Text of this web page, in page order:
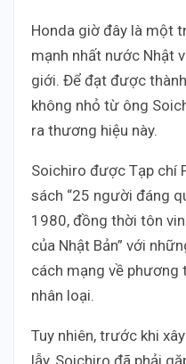
Honda giờ đây là một
mạnh nhất nước Nhật
giới. Để đạt được
không nhỏ từ ông
ra thương hiệu này.
Soichiro được Tạp chí
sách “25 người đáng
1980, đồng thời tôn
của Nhật Bản” với
cách mạng về phương
nhân loại.
Tuy nhiên, trước khi
lẫy, Soichiro đã phải